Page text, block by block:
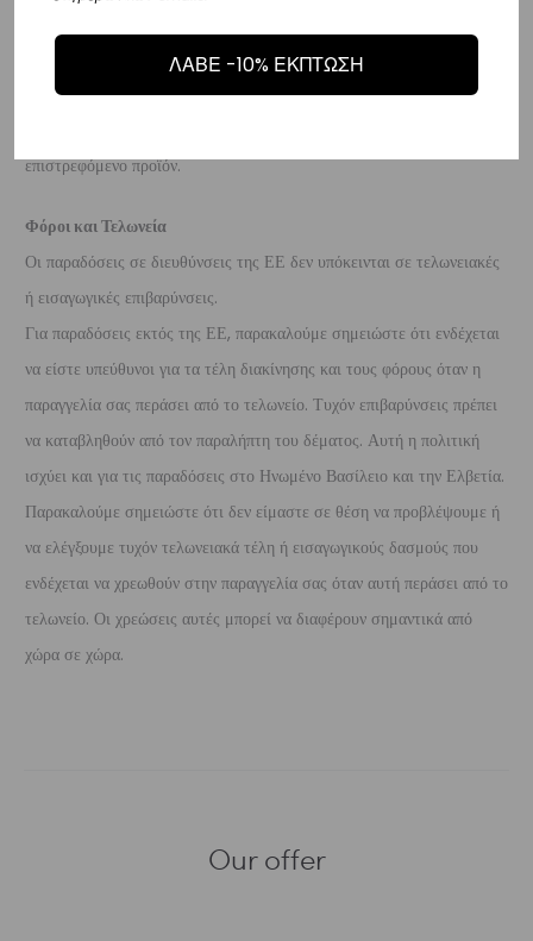
επιβαρύνουν τον πελάτη. Τα χρήματα θα αποσταλούν σε ένα
τραπεζικό λογαριασμό (Εθνικής, Alpha, Πειραιώς ή Eurobank) που
επιστρεφόμενο προϊόν.
Φόροι και Τελωνεία
Οι παραδόσεις σε διευθύνσεις της ΕΕ δεν υπόκεινται σε τελωνειακές
ή εισαγωγικές επιβαρύνσεις.
Για παραδόσεις εκτός της ΕΕ, παρακαλούμε σημειώστε ότι ενδέχεται
να είστε υπεύθυνοι για τα τέλη διακίνησης και τους φόρους όταν η
παραγγελία σας περάσει από το τελωνείο. Τυχόν επιβαρύνσεις πρέπει
να καταβληθούν από τον παραλήπτη του δέματος. Αυτή η πολιτική
ισχύει και για τις παραδόσεις στο Ηνωμένο Βασίλειο και την Ελβετία.
Παρακαλούμε σημειώστε ότι δεν είμαστε σε θέση να προβλέψουμε ή
να ελέγξουμε τυχόν τελωνειακά τέλη ή εισαγωγικούς δασμούς που
ενδέχεται να χρεωθούν στην παραγγελία σας όταν αυτή περάσει από το
τελωνείο. Οι χρεώσεις αυτές μπορεί να διαφέρουν σημαντικά από
χώρα σε χώρα.
Our offer
ΛΑΒΕ -10% ΕΚΠΤΩΣΗ